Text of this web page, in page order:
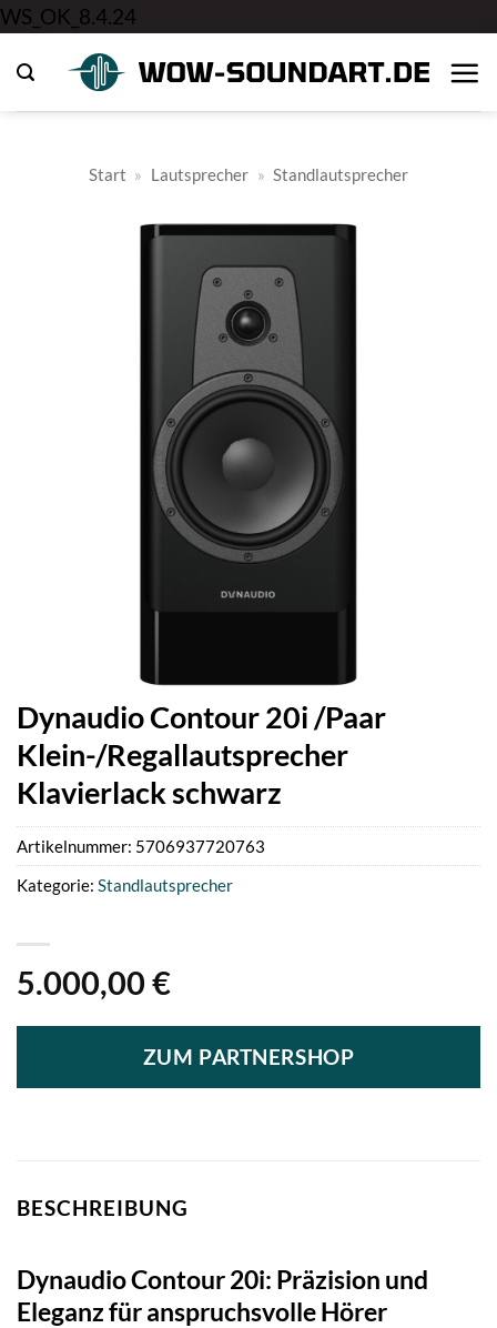
WS_OK_8.4.24
springen
Start » Lautsprecher » Standlautsprecher
Dynaudio Contour 20i /Paar
Klein-/Regallautsprecher
Klavierlack schwarz
5.000,00 €
ZUM PARTNERSHOP
Artikelnummer: 5706937720763
Kategorie: Standlautsprecher
BESCHREIBUNG
Dynaudio Contour 20i: Präzision und
Eleganz für anspruchsvolle Hörer